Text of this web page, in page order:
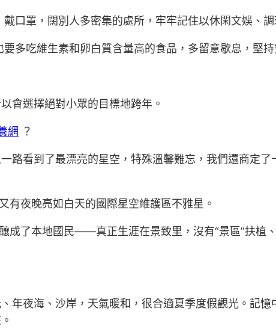
口罩，闊別人多密集的處所，牢牢記住以休閑文娛、調
要多吃維生素和卵白質含量高的食品，多留意歇息，堅
會選擇絕對小眾的目標地跨年。
網 ？
路看到了最漂亮的星空，特殊溫馨難忘，我們還商定了
有夜晚亮如白天的國際星空維護區不雅星。
成了本地國民——真正生涯在景致里，沒有“景區”扶植
年夜海、沙岸，天氣暖和，很合適夏季度假觀光。記憶